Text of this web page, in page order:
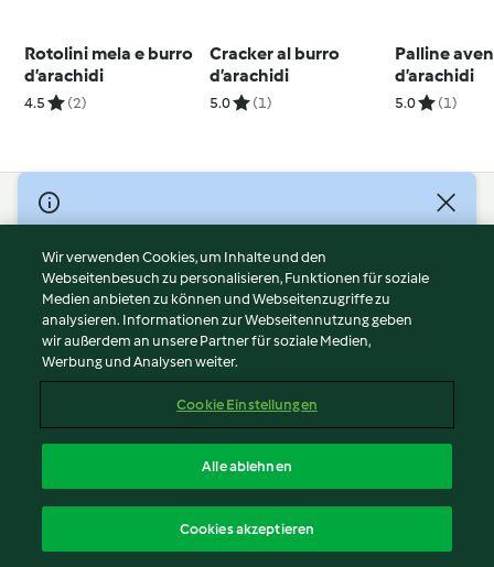
Rotolini mela e burro
d’arachidi
4.5 (2)
Cracker al burro
d’arachidi
5.0 (1)
Palline
d’arachidi
5.0 (1)
© Copyright 2026
Nutzungsbedingungen
Datenschutzrichtlinien
Disclaimer
Impressum
Cookies
Abo kündigen
Erklärung zur Barrierefreiheit
Wir verwenden Cookies, um Inhalte und den
Webseitenbesuch zu personalisieren, Funktionen für soziale
Medien anbieten zu können und Webseitenzugriffe zu
analysieren. Informationen zur Webseitennutzung geben
wir außerdem an unsere Partner für soziale Medien,
Werbung und Analysen weiter.
Cookie Einstellungen
Alle ablehnen
Cookies akzeptieren